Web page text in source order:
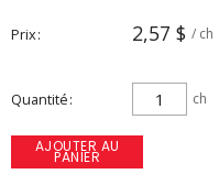
Prix 2,57 $ / ch
Quantité ch
AJOUTER AU
PANIER